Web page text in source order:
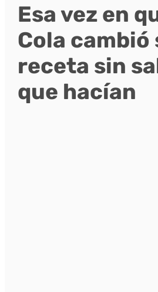
Esa vez en
Cola cambió
receta sin
que hacían